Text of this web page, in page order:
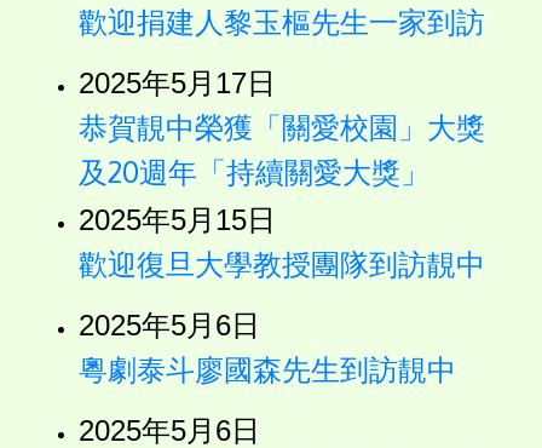
歡迎捐建人黎玉樞先生一家到訪
2025年5月17日
恭賀靚中榮獲「關愛校園」大獎
及20週年「持續關愛大獎」
2025年5月15日
歡迎復旦大學教授團隊到訪靚中
2025年5月6日
粵劇泰斗廖國森先生到訪靚中
2025年5月6日